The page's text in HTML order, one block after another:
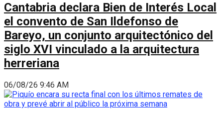
Cantabria declara Bien de Interés Local
el convento de San Ildefonso de
Bareyo, un conjunto arquitectónico del
siglo XVI vinculado a la arquitectura
herreriana
06/08/26 9:46 AM